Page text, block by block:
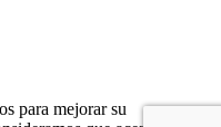
para mejorar su